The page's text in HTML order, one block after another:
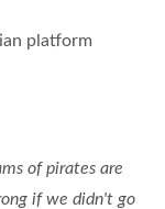
platform
of pirates are
if we didn't go